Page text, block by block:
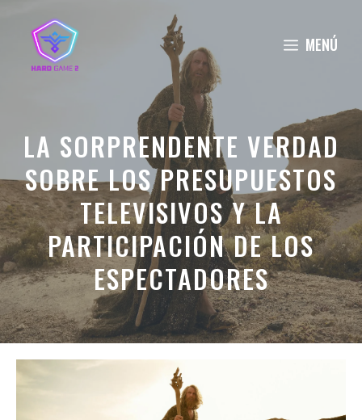
contenido
MENÚ
LA SORPRENDENTE VERDAD
SOBRE LOS PRESUPUESTOS
TELEVISIVOS Y LA
PARTICIPACIÓN DE LOS
ESPECTADORES